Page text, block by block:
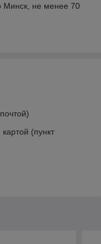
Минск, не менее 70
(пункт